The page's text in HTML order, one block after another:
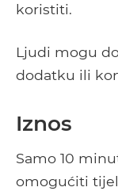
koristiti.
Ljudi mogu
dodatku ili
Iznos
Samo 10
omogućiti